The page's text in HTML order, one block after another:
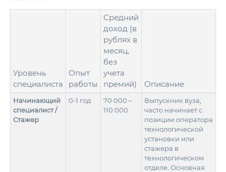
Уровень
специалиста
Опыт
работы
Средний
доход (в
рублях в
месяц,
без
учета
премий)
Описание
Начинающий
специалист /
Стажер
0-1 год
70 000 –
110 000
Выпускник вуза,
часто начинает с
позиции оператора
технологической
установки или
стажера в
технологическом
отделе. Основная